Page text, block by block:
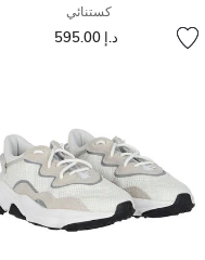
كستنائي
د.إ 595.00